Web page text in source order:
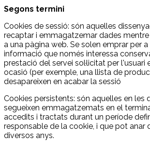
Segons termini
Cookies de sessió: són aquelles
recaptar i emmagatzemar dades
a una pàgina web. Se solen emprar per
informació que només interessa
prestació del servei sol·licitat per l'usuari
ocasió (per exemple, una llista de
desapareixen en acabar la sessió
Cookies persistents: són aquelles en les
segueixen emmagatzemats en el
accedits i tractats durant un període
responsable de la cookie, i que pot anar
diversos anys.